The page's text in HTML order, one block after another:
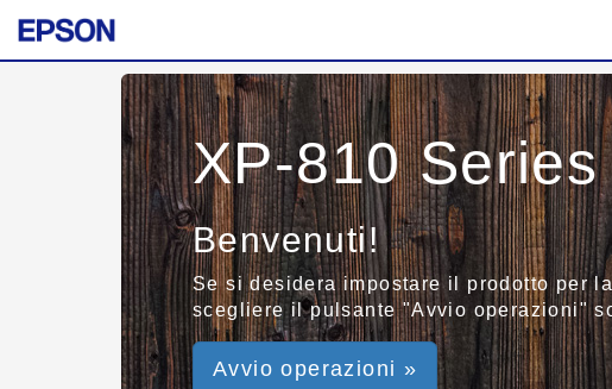
XP-810 Series
Benvenuti!
Se si desidera impostare il prodotto per
scegliere il pulsante "Avvio operazioni"
Avvio operazioni »